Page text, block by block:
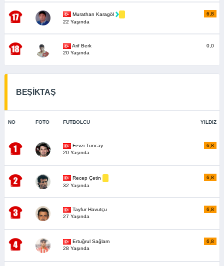
Murathan Karagöl
22 Yaşında
6,8
Arif Berk
20 Yaşında
0,0
BEŞİKTAŞ
NO FOTO FUTBOLCU YILDIZ
Fevzi Tuncay
20 Yaşında
6,8
Recep Çetin
32 Yaşında
6,8
Tayfur Havutçu
27 Yaşında
6,8
Ertuğrul Sağlam
28 Yaşında
6,8